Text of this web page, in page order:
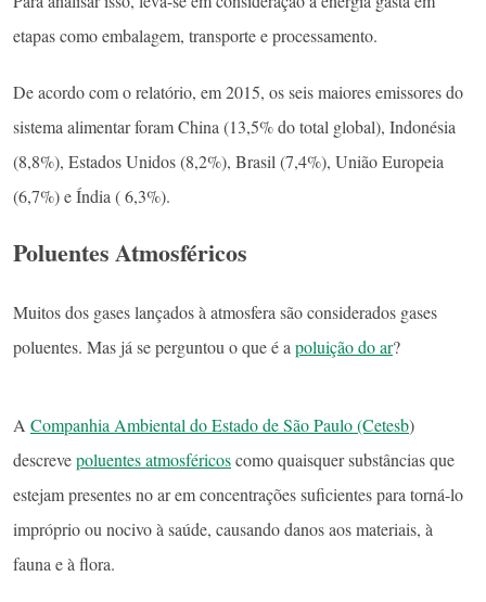
etapas como embalagem, transporte e processamento.
De acordo com o relatório, em 2015, os seis maiores emissores do
sistema alimentar foram China (13,5% do total global), Indonésia
(8,8%), Estados Unidos (8,2%), Brasil (7,4%), União Europeia
(6,7%) e Índia ( 6,3%).
Poluentes Atmosféricos
Muitos dos gases lançados à atmosfera são considerados gases
poluentes. Mas já se perguntou o que é a poluição do ar?
A Companhia Ambiental do Estado de São Paulo (Cetesb)
descrevepoluentes atmosféricoscomo quaisquer substâncias que
estejam presentes no ar em concentrações suficientes para torná-lo
impróprio ou nocivo à saúde, causando danos aos materiais, à
fauna e à flora.